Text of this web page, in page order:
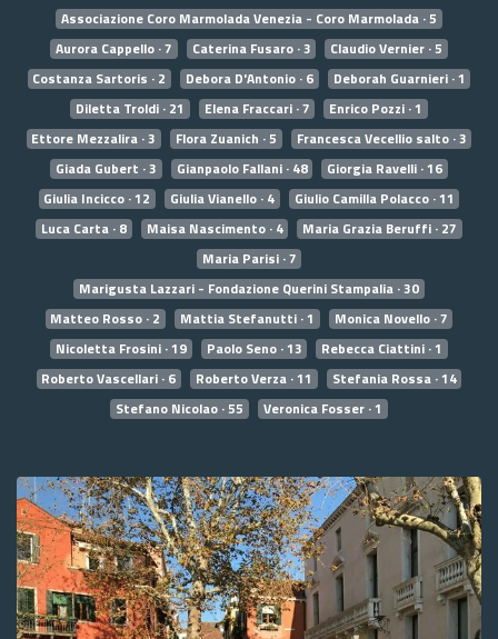
Associazione Coro Marmolada Venezia - Coro Marmolada · 5
Aurora Cappello · 7
Caterina Fusaro · 3
Claudio Vernier · 5
Costanza Sartoris · 2
Debora D'Antonio · 6
Deborah Guarnieri · 1
Diletta Troldi · 21
Elena Fraccari · 7
Enrico Pozzi · 1
Ettore Mezzalira · 3
Flora Zuanich · 5
Francesca Vecellio salto · 3
Giada Gubert · 3
Gianpaolo Fallani · 48
Giorgia Ravelli · 16
Giulia Incicco · 12
Giulia Vianello · 4
Giulio Camilla Polacco · 11
Luca Carta · 8
Maisa Nascimento · 4
Maria Grazia Beruffi · 27
Maria Parisi · 7
Marigusta Lazzari - Fondazione Querini Stampalia · 30
Matteo Rosso · 2
Mattia Stefanutti · 1
Monica Novello · 7
Nicoletta Frosini · 19
Paolo Seno · 13
Rebecca Ciattini · 1
Roberto Vascellari · 6
Roberto Verza · 11
Stefania Rossa · 14
Stefano Nicolao · 55
Veronica Fosser · 1